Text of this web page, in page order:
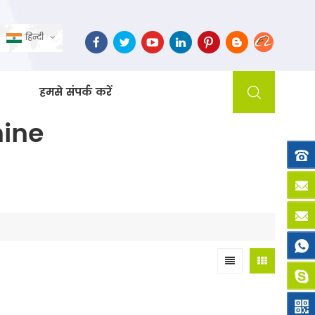
हिन्दी
हमसे संपर्क करें